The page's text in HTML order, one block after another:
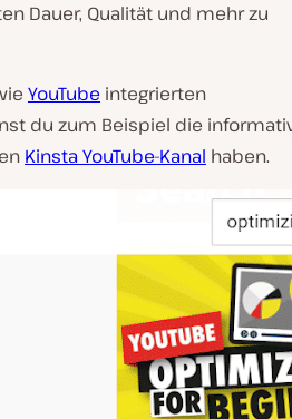
Dauer, Qualität und mehr zu
YouTube integrierten
du zum Beispiel die
Kinsta YouTube-Kanal haben.